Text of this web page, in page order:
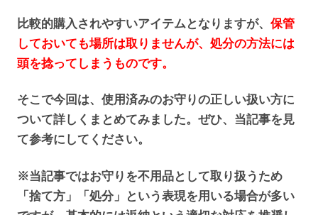
比較的購入されやすいアイテムとなりますが、 保管
しておいても場所は取りませんが、処分の方法には
頭を捻ってしまうものです。
そこで今回は、使用済みのお守りの正しい扱い方に
ついて詳しくまとめてみました。ぜひ、当記事を見
て参考にしてください。
※当記事ではお守りを不用品として取り扱うため
「捨て方」「処分」という表現を用いる場合が多い